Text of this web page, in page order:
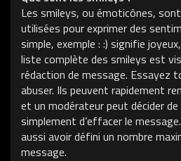
Les smileys, ou émoticônes,
utilisées pour exprimer des
simple, exemple : :) signifie
liste complète des smileys est
rédaction de message. Essayez
abuser. Ils peuvent rapidement
et un modérateur peut décider
simplement d’effacer le
aussi avoir défini un nombre
message.